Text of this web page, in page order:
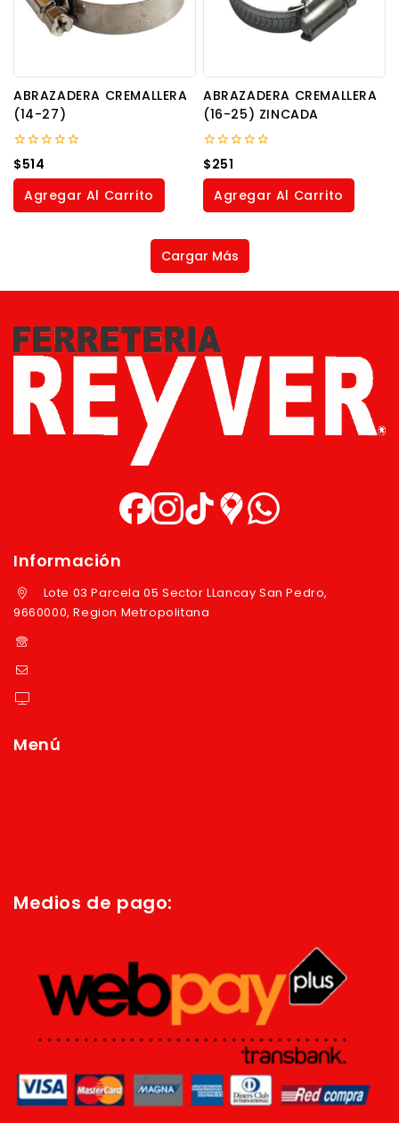
ABRAZADERA CREMALLERA
(14-27)
0
out
of
$514
Agregar Al Carrito
ABRAZADERA CREMALLERA
(16-25) ZINCADA
0
out
of
$251
Agregar Al Carrito
Cargar Más
Información
Lote 03 Parcela 05 Sector LLancay San Pedro,
9660000, Region Metropolitana
Menú
Medios de pago: